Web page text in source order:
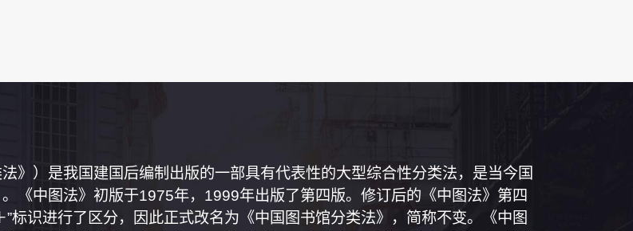
》）是我国建国后编制出版的一部具有代表性的大型综合性分类法，是当今国
《中图法》初版于1975年，1999年出版了第四版。修订后的《中图法》第四
标识进行了区分，因此正式改名为《中国图书馆分类法》，简称不变。《中图